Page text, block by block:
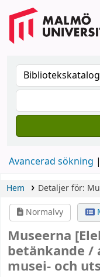
Avancerad sökning
Hem Detaljer för:
Normalvy
Museerna
betänkande /
musei- och